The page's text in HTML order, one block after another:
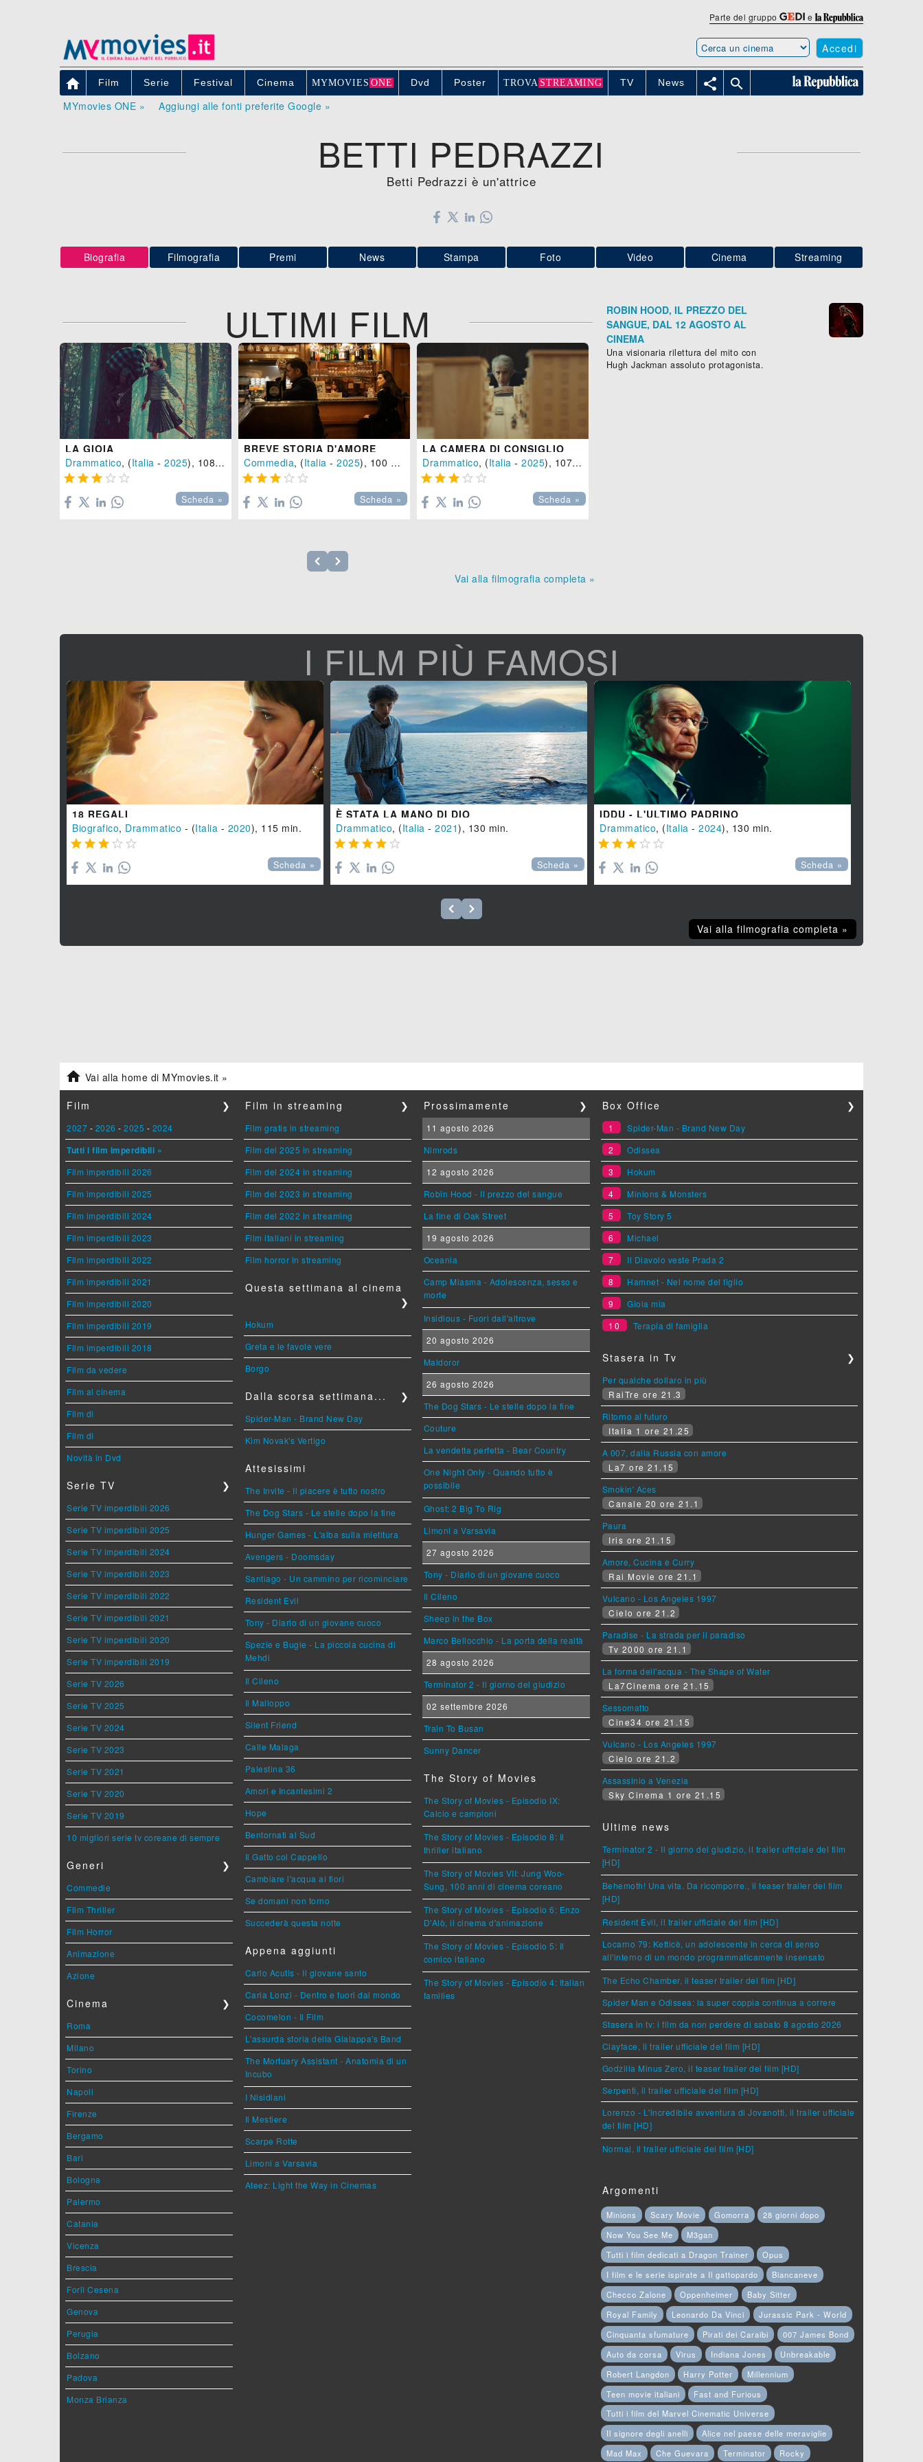
Parte del gruppo e
Accedi
 Film Serie Festival Cinema MYMOVIE S ONE Dvd Poster TROVA STREAMING TV News  
MYmovies ONE » Aggiungi alle fonti preferite Google »
BETTI PEDRAZZI
Betti Pedrazzi è un'attrice
Biografia Filmografia Premi News Stampa Foto Video Cinema Streaming
ULTIMI FILM
LA GIOIA
Drammatico, (Italia - 2025), 108 min.
    
Scheda »
BREVE STORIA D'AMORE
Commedia, (Italia - 2025), 100 min.
    
Scheda »
LA CAMERA DI CONSIGLIO
Drammatico, (Italia - 2025), 107 min.
    
Scheda »
Vai alla filmografia completa »
ROBIN HOOD, IL PREZZO DEL
SANGUE, DAL 12 AGOSTO AL
CINEMA
Una visionaria rilettura del mito con
Hugh Jackman assoluto protagonista.
I FILM PIÙ FAMOSI
18 REGALI
Biografico, Drammatico - (Italia - 2020), 115 min.
    
Scheda »
È STATA LA MANO DI DIO
Drammatico, (Italia - 2021), 130 min.
    
Scheda »
IDDU - L'ULTIMO PADRINO
Drammatico, (Italia - 2024), 130 min.
    
Scheda »
Vai alla filmografia completa »
 Vai alla home di MYmovies.it »
Film ❯
2027 - 2026 - 2025 - 2024
Tutti i film imperdibili »
Film imperdibili 2026
Film imperdibili 2025
Film imperdibili 2024
Film imperdibili 2023
Film imperdibili 2022
Film imperdibili 2021
Film imperdibili 2020
Film imperdibili 2019
Film imperdibili 2018
Film da vedere
Film al cinema
Film di
Film di
Novità in Dvd
Serie TV ❯
Serie TV imperdibili 2026
Serie TV imperdibili 2025
Serie TV imperdibili 2024
Serie TV imperdibili 2023
Serie TV imperdibili 2022
Serie TV imperdibili 2021
Serie TV imperdibili 2020
Serie TV imperdibili 2019
Serie TV 2026
Serie TV 2025
Serie TV 2024
Serie TV 2023
Serie TV 2021
Serie TV 2020
Serie TV 2019
10 migliori serie tv coreane di sempre
Generi ❯
Commedie
Film Thriller
Film Horror
Animazione
Azione
Cinema ❯
Roma
Milano
Torino
Napoli
Firenze
Bergamo
Bari
Bologna
Palermo
Catania
Vicenza
Brescia
Forlì Cesena
Genova
Perugia
Bolzano
Padova
Monza Brianza
Film in streaming ❯
Film gratis in streaming
Film del 2025 in streaming
Film del 2024 in streaming
Film del 2023 in streaming
Film del 2022 in streaming
Film italiani in streaming
Film horror in streaming
Questa settimana al cinema
❯
Hokum
Greta e le favole vere
Borgo
Dalla scorsa settimana... ❯
Spider-Man - Brand New Day
Kim Novak's Vertigo
Attesissimi
The Invite - Il piacere è tutto nostro
The Dog Stars - Le stelle dopo la fine
Hunger Games - L'alba sulla mietitura
Avengers - Doomsday
Santiago - Un cammino per ricominciare
Resident Evil
Tony - Diario di un giovane cuoco
Spezie e Bugie - La piccola cucina di
Mehdi
Il Cileno
Il Malloppo
Silent Friend
Calle Malaga
Palestina 36
Amori e Incantesimi 2
Hope
Bentornati al Sud
Il Gatto col Cappello
Cambiare l'acqua ai fiori
Se domani non torno
Succederà questa notte
Appena aggiunti
Carlo Acutis - Il giovane santo
Carla Lonzi - Dentro e fuori dal mondo
Cocomelon - Il Film
L'assurda storia della Gialappa's Band
The Mortuary Assistant - Anatomia di un
Incubo
I Nisidiani
Il Mestiere
Scarpe Rotte
Limoni a Varsavia
Ateez: Light the Way in Cinemas
Prossimamente ❯
11 agosto 2026
Nimrods
12 agosto 2026
Robin Hood - Il prezzo del sangue
La fine di Oak Street
19 agosto 2026
Oceania
Camp Miasma - Adolescenza, sesso e
morte
Insidious - Fuori dall'altrove
20 agosto 2026
Maldoror
26 agosto 2026
The Dog Stars - Le stelle dopo la fine
Couture
La vendetta perfetta - Bear Country
One Night Only - Quando tutto è
possibile
Ghost: 2 Big To Rig
Limoni a Varsavia
27 agosto 2026
Tony - Diario di un giovane cuoco
Il Cileno
Sheep in the Box
Marco Bellocchio - La porta della realtà
28 agosto 2026
Terminator 2 - Il giorno del giudizio
02 settembre 2026
Train To Busan
Sunny Dancer
The Story of Movies
The Story of Movies - Episodio IX:
Calcio e campioni
The Story of Movies - Episodio 8: Il
thriller italiano
The Story of Movies VII: Jung Woo-
Sung, 100 anni di cinema coreano
The Story of Movies - Episodio 6: Enzo
D'Alò, il cinema d'animazione
The Story of Movies - Episodio 5: Il
comico italiano
The Story of Movies - Episodio 4: Italian
families
Box Office ❯
1
Spider-Man - Brand New Day
2
Odissea
3
Hokum
4
Minions & Monsters
5
Toy Story 5
6
Michael
7
Il Diavolo veste Prada 2
8
Hamnet - Nel nome del figlio
9
Gioia mia
10
Terapia di famiglia
Stasera in Tv ❯
Per qualche dollaro in più
RaiTre ore 21.3
Ritorno al futuro
Italia 1 ore 21.25
A 007, dalla Russia con amore
La7 ore 21.15
Smokin' Aces
Canale 20 ore 21.1
Paura
Iris ore 21.15
Amore, Cucina e Curry
Rai Movie ore 21.1
Vulcano - Los Angeles 1997
Cielo ore 21.2
Paradise - La strada per il paradiso
Tv 2000 ore 21.1
La forma dell'acqua - The Shape of Water
La7Cinema ore 21.15
Sessomatto
Cine34 ore 21.15
Vulcano - Los Angeles 1997
Cielo ore 21.2
Assassinio a Venezia
Sky Cinema 1 ore 21.15
Ultime news
Terminator 2 - Il giorno del giudizio, il trailer ufficiale del film
[HD]
Behemoth! Una vita. Da ricomporre., il teaser trailer del film
[HD]
Resident Evil, il trailer ufficiale del film [HD]
Locarno 79: Ketticè, un adolescente in cerca di senso
all'interno di un mondo programmaticamente insensato
The Echo Chamber, il teaser trailer del film [HD]
Spider Man e Odissea: la super coppia continua a correre
Stasera in tv: i film da non perdere di sabato 8 agosto 2026
Clayface, il trailer ufficiale del film [HD]
Godzilla Minus Zero, il teaser trailer del film [HD]
Serpenti, il trailer ufficiale del film [HD]
Lorenzo - L'incredibile avventura di Jovanotti, il trailer ufficiale
del film [HD]
Normal, il trailer ufficiale del film [HD]
Argomenti
Minions Scary Movie Gomorra
28 giorni dopo
Now You See Me
M3gan
Tutti i film dedicati a Dragon Trainer
Opus
I film e le serie ispirate a Il gattopardo
Biancaneve
Checco Zalone
Oppenheimer
Baby Sitter
Royal Family
Leonardo Da Vinci
Jurassic Park - World
Cinquanta sfumature
Pirati dei Caraibi
007 James Bond
Auto da corsa
Virus Indiana Jones
Unbreakable
Robert Langdon
Harry Potter
Millennium
Teen movie italiani
Fast and Furious
Tutti i film del Marvel Cinematic Universe
Il signore degli anelli
Alice nel paese delle meraviglie
Mad Max
Che Guevara Terminator Rocky